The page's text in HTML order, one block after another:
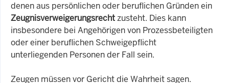
denen aus persönlichen oder beruflichen Gründen ein
Zeugnisverweigerungsrechtzusteht. Dies kann
insbesondere bei Angehörigen von Prozessbeteiligten
oder einer beruflichen Schweigepflicht
unterliegenden Personen der Fall sein.
Zeugen müssen vor Gericht die Wahrheit sagen.